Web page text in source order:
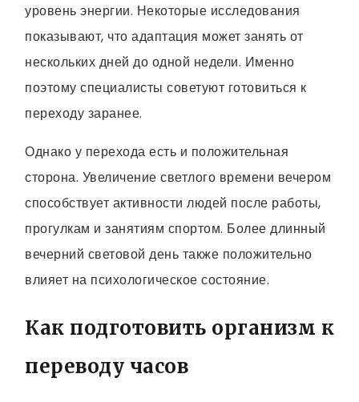
уровень энергии. Некоторые исследования
показывают, что адаптация может занять от
нескольких дней до одной недели. Именно
поэтому специалисты советуют готовиться к
переходу заранее.
Однако у перехода есть и положительная
сторона. Увеличение светлого времени вечером
способствует активности людей после работы,
прогулкам и занятиям спортом. Более длинный
вечерний световой день также положительно
влияет на психологическое состояние.
Как подготовить организм к
переводу часов